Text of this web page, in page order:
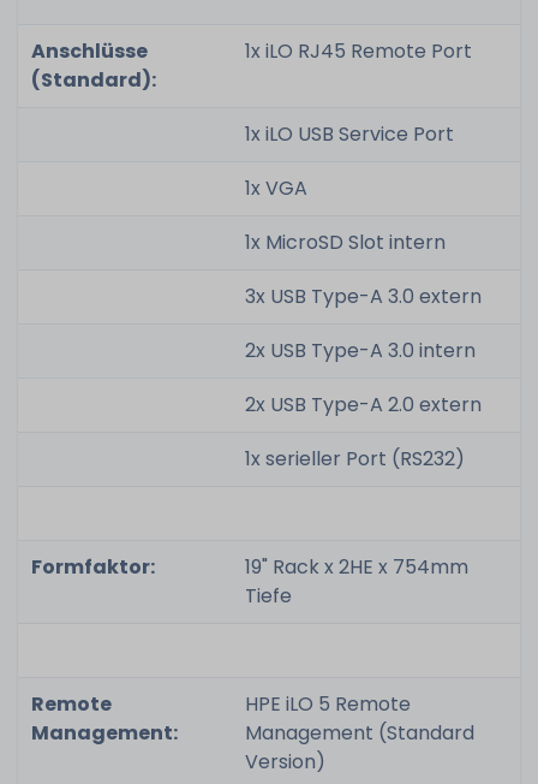
Anschlüsse
(Standard):
1x iLO RJ45 Remote Port
1x iLO USB Service Port
1x VGA
1x MicroSD Slot intern
3x USB Type-A 3.0 extern
2x USB Type-A 3.0 intern
2x USB Type-A 2.0 extern
1x serieller Port (RS232)
Formfaktor:
19" Rack x 2HE x 754mm
Tiefe
Remote
Management:
HPE iLO 5 Remote
Management (Standard
Version)